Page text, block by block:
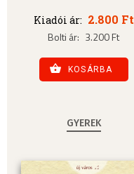
Kiadói ár: 2.800 Ft
Bolti ár: 3.200 Ft
KOSÁRBA
GYEREK